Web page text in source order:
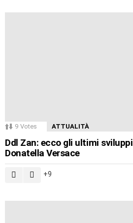
9 Votes ATTUALITÀ
Ddl Zan: ecco gli ultimi
Donatella Versace
9